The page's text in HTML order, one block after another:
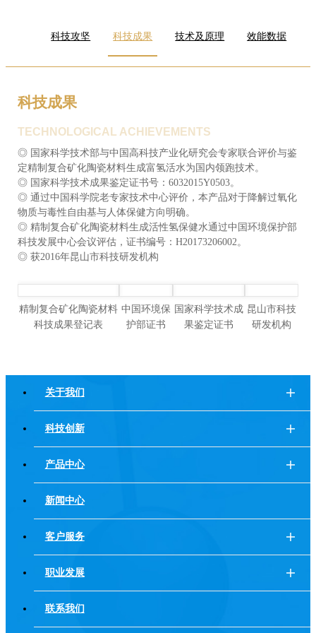
科技攻坚 科技成果 技术及原理 效能数据
科技成果
TECHNOLOGICAL ACHIEVEMENTS
◎ 国家科学技术部与中国高科技产业化研究会专家联合评价与鉴
定精制复合矿化陶瓷材料生成富氢活水为国内领跑技术。
◎ 国家科学技术成果鉴定证书号：6032015Y0503。
◎ 通过中国科学院老专家技术中心评价，本产品对于降解过氧化
物质与毒性自由基与人体保健方向明确。
◎ 精制复合矿化陶瓷材料生成活性氢保健水通过中国环境保护部
科技发展中心会议评估，证书编号：H20173206002。
◎ 获2016年昆山市科技研发机构
精制复合矿化陶瓷材料
科技成果登记表
中国环境保
护部证书
国家科学技术成
果鉴定证书
昆山市科技
研发机构
关于我们
科技创新
产品中心
新闻中心
客户服务
职业发展
联系我们